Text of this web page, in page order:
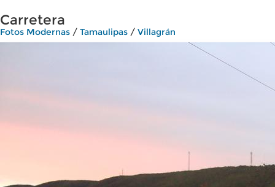
Carretera
Fotos Modernas / Tamaulipas / Villagrán